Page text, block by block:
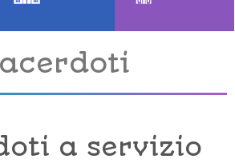
a servizio